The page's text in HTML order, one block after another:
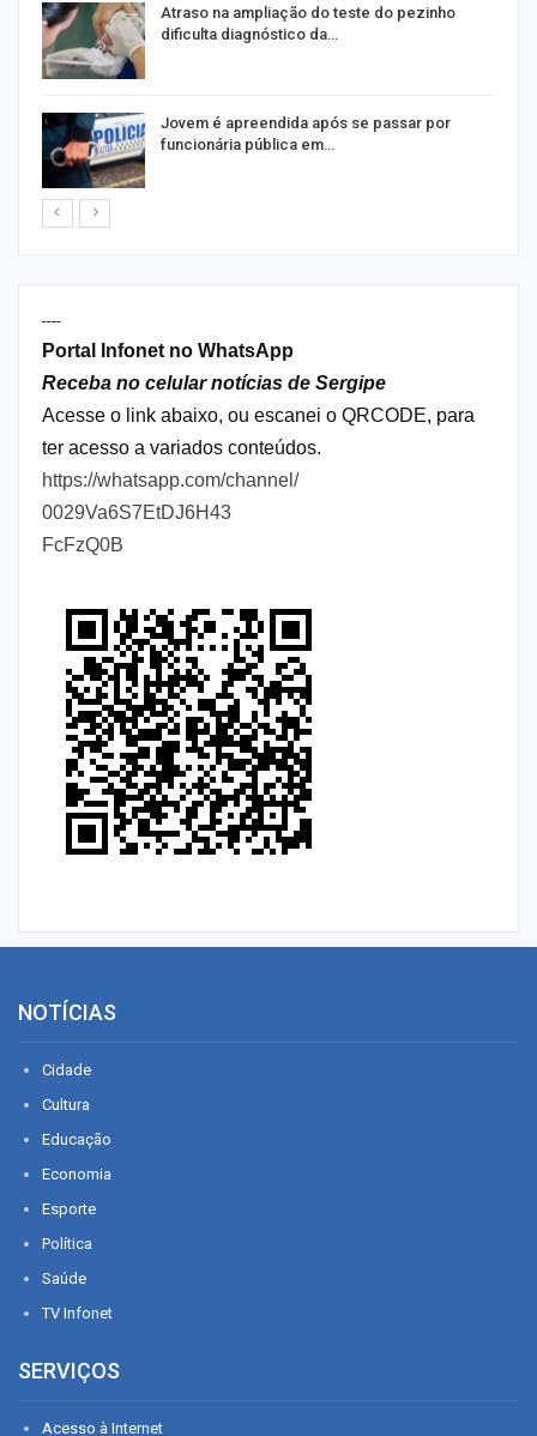
Atraso na ampliação do teste do pezinho
dificulta diagnóstico da…
Jovem é apreendida após se passar por
funcionária pública em…
----
Portal Infonet no WhatsApp
Receba no celular notícias de Sergipe
Acesse o link abaixo, ou escanei o QRCODE, para
ter acesso a variados conteúdos.
https://whatsapp.com/channel/
0029Va6S7EtDJ6H43
FcFzQ0B
NOTÍCIAS
Cidade
Cultura
Educação
Economia
Esporte
Política
Saúde
TV Infonet
SERVIÇOS
Acesso à Internet